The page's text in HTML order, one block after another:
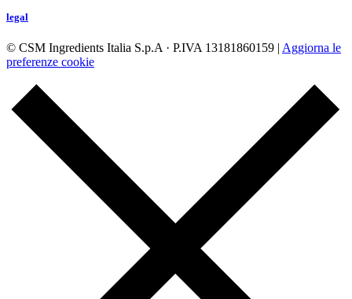
legal
© CSM Ingredients Italia S.p.A · P.IVA 13181860159 | Aggiorna le
preferenze cookie